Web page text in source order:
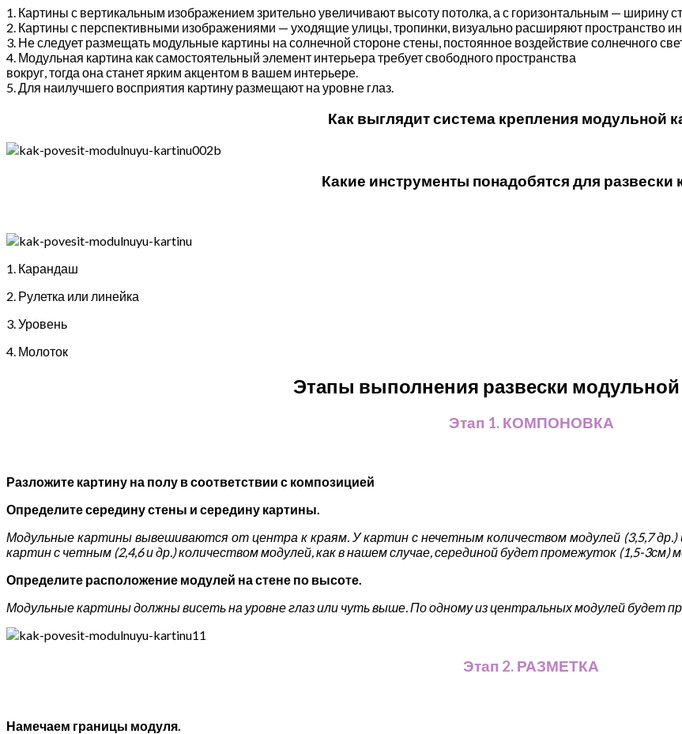
1. Картины с вертикальным изображением зрительно увеличивают высоту потолка, а с горизонтальным — ширину
2. Картины с перспективными изображениями — уходящие улицы, тропинки, визуально расширяют пространство
3. Не следует размещать модульные картины на солнечной стороне стены, постоянное воздействие солнечного
4. Модульная картина как самостоятельный элемент интерьера требует свободного пространства
вокруг, тогда она станет ярким акцентом в вашем интерьере.
5. Для наилучшего восприятия картину размещают на уровне глаз.
Как выглядит система крепления модульной
Какие инструменты понадобятся для развески
1. Карандаш
2. Рулетка или линейка
3. Уровень
4. Молоток
Этапы выполнения развески
Этап 1. КОМПОНОВКА
Разложите картину на полу в соответствии с композицией
Определите середину стены и середину картины.
Модульные картины вывешиваются от центра к краям. У картин с нечетным количеством модулей (3,5,7
картин с четным (2,4,6 и др.) количеством модулей, как в нашем случае, серединой будет промежуток (1,5-
Определите расположение модулей на стене по высоте.
Модульные картины должны висеть на уровне глаз или чуть выше.По одному из центральных модулей будет
Этап 2. РАЗМЕТКА
Намечаем границы модуля.